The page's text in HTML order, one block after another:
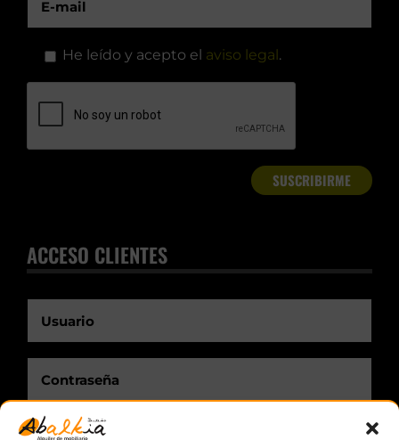
He leído y acepto el aviso legal .
ACCESO CLIENTES
Recuérdame.